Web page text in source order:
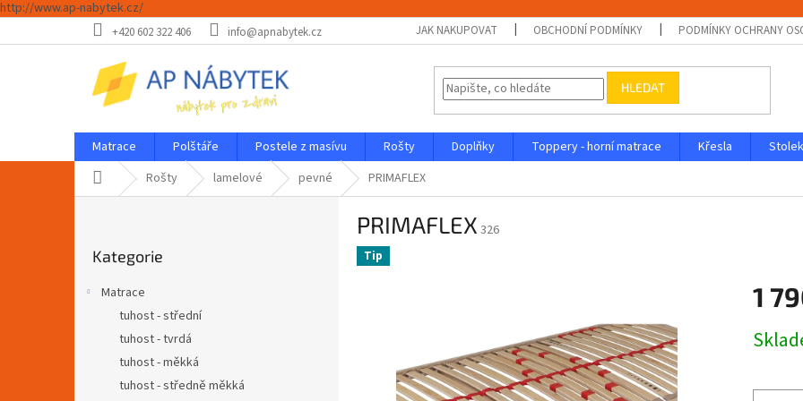
http://www.ap-nabytek.cz/
na
+420 602 322 406 info@apnabytek.cz JAK NAKUPOVAT OBCHODNÍ PODMÍNKY PODMÍNKY OCHRANY
HLEDAT
Matrace Polštáře Postele z masívu Rošty Doplňky Toppery - horní matrace Křesla
Domů Rošty lamelové pevné PRIMAFLEX
kategorie
Kategorie
Matrace
tuhost - střední
tuhost - tvrdá
tuhost - měkká
tuhost - středně měkká
PRIMAFLEX 326
Tip
1
cena: